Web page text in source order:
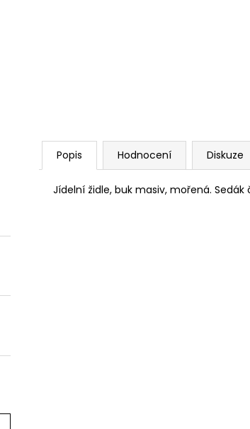
Popis Hodnocení Diskuze
Jídelní židle, buk masiv, mořená. Sedák